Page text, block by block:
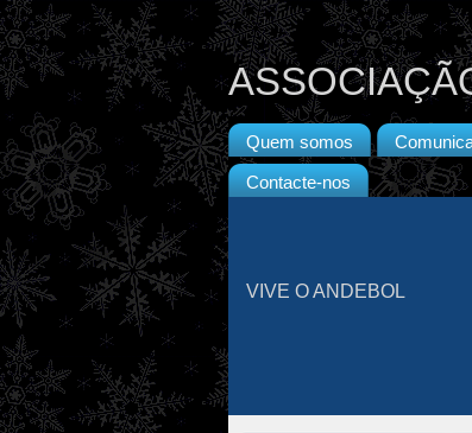
Quem somos
Contacte-nos
VIVE O ANDEBOL